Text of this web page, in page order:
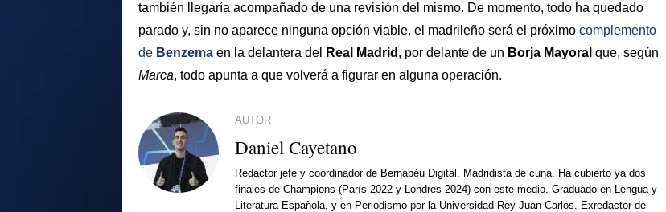
también llegaría acompañado de una revisión del mismo. De momento, todo ha quedado
parado y, sin no aparece ninguna opción viable, el madrileño será el próximo complemento
de Benzema en la delantera del Real Madrid , por delante de un Borja Mayoral que, según
Marca, todo apunta a que volverá a figurar en alguna operación.
AUTOR
Daniel Cayetano
Redactor jefe y coordinador de Bernabéu Digital. Madridista de cuna. Ha cubierto ya dos
finales de Champions (París 2022 y Londres 2024) con este medio. Graduado en Lengua y
Literatura Española, y en Periodismo por la Universidad Rey Juan Carlos. Exredactor de